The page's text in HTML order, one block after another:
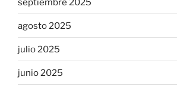
septiembre 2025
agosto 2025
julio 2025
junio 2025